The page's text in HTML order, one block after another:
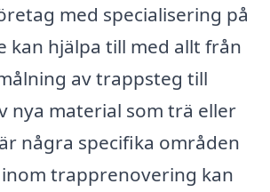
med specialisering på
kan hjälpa till med allt från
av trappsteg till
nya material som trä eller
några specifika områden
trapprenovering kan